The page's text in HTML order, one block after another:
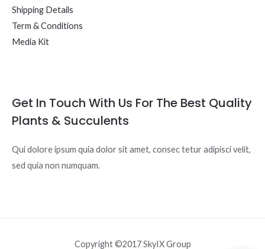
Shipping Details
Term & Conditions
Media Kit
Get In Touch With Us For The Best Quality
Plants & Succulents
Qui dolore ipsum quia dolor sit amet, consec tetur adipisci velit,
sed quia non numquam.
Copyright ©2017 SkyIX Group